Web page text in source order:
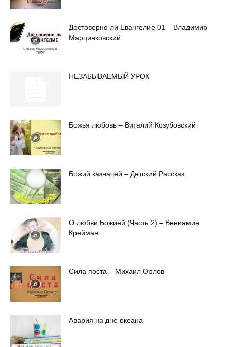
Достоверно ли Евангелие 01 – Владимир
Марцинковский
НЕЗАБЫВАЕМЫЙ УРОК
Божья любовь – Виталий Козубовский
Божий казначей – Детский Рассказ
О любви Божией (Часть 2) – Вениамин
Крейман
Сила поста – Михаил Орлов
Авария на дне океана